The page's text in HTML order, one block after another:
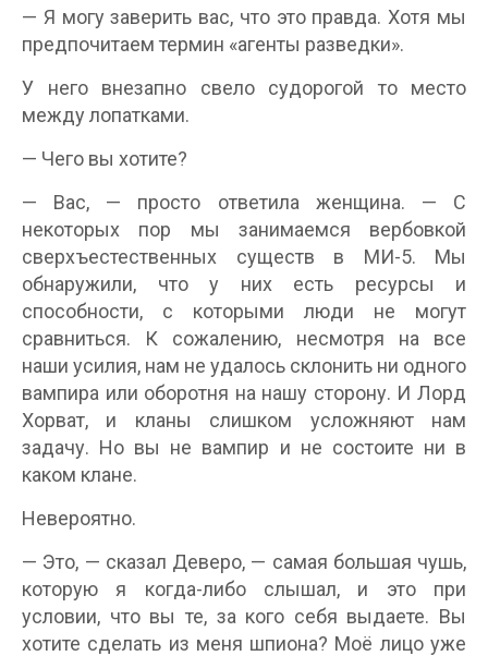
— Я могу заверить вас, что это правда. Хотя мы
предпочитаем термин «агенты разведки».
У него внезапно свело судорогой то место
между лопатками.
— Чего вы хотите?
— Вас, — просто ответила женщина. — С
некоторых пор мы занимаемся вербовкой
сверхъестественных существ в МИ-5. Мы
обнаружили, что у них есть ресурсы и
способности, с которыми люди не могут
сравниться. К сожалению, несмотря на все
наши усилия, нам не удалось склонить ни одного
вампира или оборотня на нашу сторону. И Лорд
Хорват, и кланы слишком усложняют нам
задачу. Но вы не вампир и не состоите ни в
каком клане.
Невероятно.
— Это, — сказал Деверо, — самая большая чушь,
которую я когда-либо слышал, и это при
условии, что вы те, за кого себя выдаете. Вы
хотите сделать из меня шпиона? Моё лицо уже